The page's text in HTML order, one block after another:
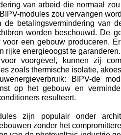
van arbeid die normaal
modules zou vervangen
de betalingsvermindering van
worden beschouwd. De
voor een gebouw produceren.
rijke energieoogst te garanderen.
voorgevel, kunnen zij
zoals thermische isolatie,
BIPV-de
op het gebouw en
resulteert.
zijn populair onder
zonder het